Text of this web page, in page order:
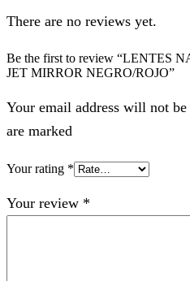
There are no reviews yet.
Be the first to review “LENTES
JET MIRROR NEGRO/ROJO”
Your email address will not
are marked
Your rating *
Your review *